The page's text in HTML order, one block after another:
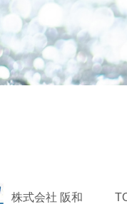
株式会社 阪和